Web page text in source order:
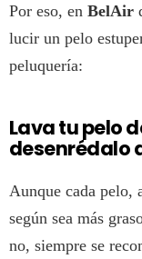
Por eso, en BelAir
lucir un pelo
peluquería:
Lava tu pelo
desenrédalo
Aunque cada pelo,
según sea más
no, siempre se